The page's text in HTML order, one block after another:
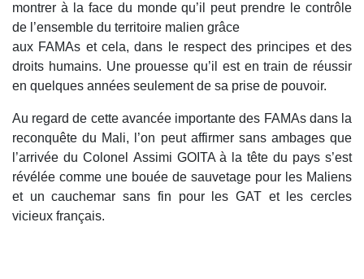
montrer à la face du monde qu’il peut prendre le contrôle
de l’ensemble du territoire malien grâce
aux FAMAs et cela, dans le respect des principes et des
droits humains. Une prouesse qu’il est en train de réussir
en quelques années seulement de sa prise de pouvoir.
Au regard de cette avancée importante des FAMAs dans la
reconquête du Mali, l’on peut affirmer sans ambages que
l’arrivée du Colonel Assimi GOITA à la tête du pays s’est
révélée comme une bouée de sauvetage pour les Maliens
et un cauchemar sans fin pour les GAT et les cercles
vicieux français.